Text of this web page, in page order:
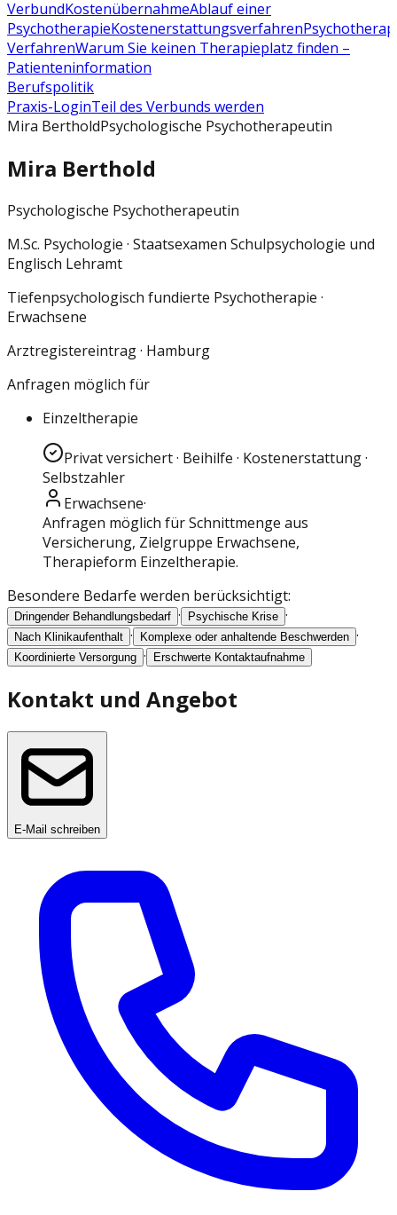
VerbundKostenübernahmeAblauf einer
PsychotherapieKostenerstattungsverfahren
VerfahrenWarum Sie keinen Therapieplatz finden –
Patienteninformation
Berufspolitik
Praxis-LoginTeil des Verbunds werden
Mira BertholdPsychologische Psychotherapeutin
Mira Berthold
Psychologische Psychotherapeutin
M.Sc. Psychologie · Staatsexamen Schulpsychologie und
Englisch Lehramt
Tiefenpsychologisch fundierte Psychotherapie ·
Erwachsene
Arztregistereintrag· Hamburg
Anfragen möglich für
Einzeltherapie
Privat versichert · Beihilfe · Kostenerstattung ·
Selbstzahler
Erwachsene·
Anfragen möglich für Schnittmenge aus
Versicherung, Zielgruppe Erwachsene,
Therapieform Einzeltherapie.
Besondere Bedarfe werden berücksichtigt:
Dringender Behandlungsbedarf · Psychische Krise ·
Nach Klinikaufenthalt · Komplexe oder anhaltende Beschwerden ·
Koordinierte Versorgung · Erschwerte Kontaktaufnahme
Kontakt und Angebot
E-Mail schreiben